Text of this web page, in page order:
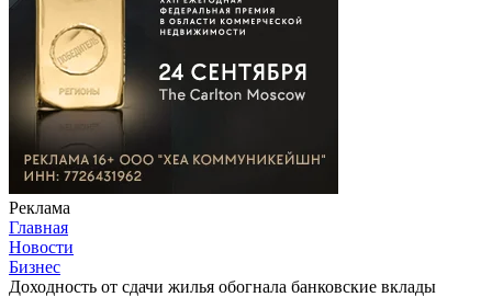
Реклама
Главная
Новости
Бизнес
Доходность от сдачи жилья обогнала банковские вклады